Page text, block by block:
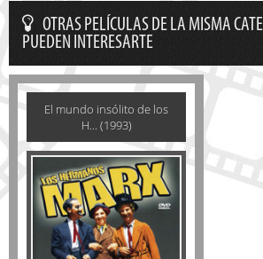
OTRAS PELÍCULAS DE LA MISMA
PUEDEN INTERESARTE
El mundo insólito de los
H... (1993)